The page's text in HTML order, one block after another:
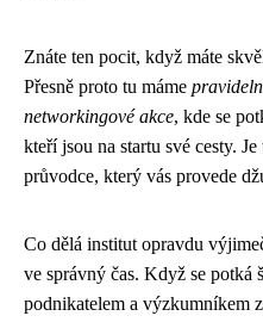
Znáte ten pocit, když máte
Přesně proto tu máme
networkingové akce, kde se
kteří jsou na startu své cesty.
průvodce, který vás provede
Co dělá institut opravdu
ve správný čas. Když se potká
podnikatelem a výzkumníkem